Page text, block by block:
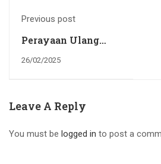
Previous post
Perayaan Ulang
Tahun SMP Negeri 2
26/02/2025
Leave A Reply
You must be logged in to post a